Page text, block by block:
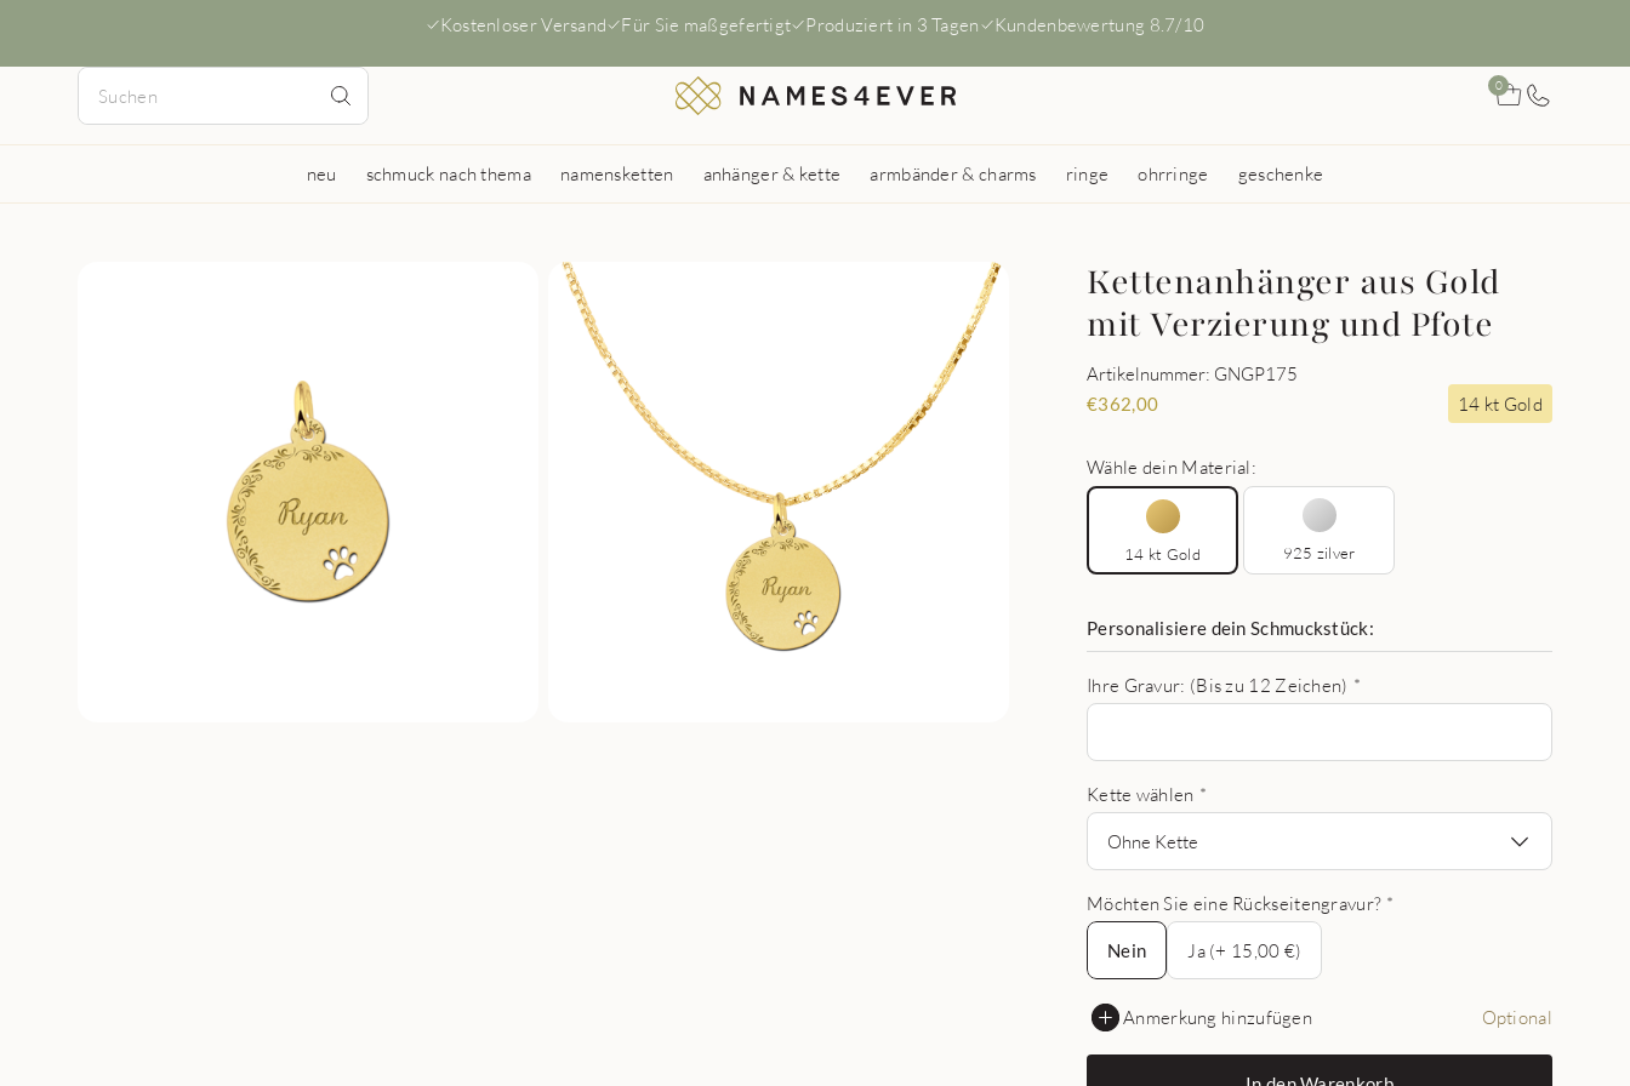
Kostenloser Versand Für Sie maßgefertigt Produziert in 3 Tagen Kundenbewertung 8.7/10
0
neu schmuck nach thema namensketten anhänger & kette armbänder & charms ringe ohrringe geschenke
Kettenanhänger aus Gold
mit Verzierung und Pfote
Artikelnummer: GNGP175
€362,00 14 kt Gold
Wähle dein Material:
14 kt Gold 925 zilver
Personalisiere dein Schmuckstück:
Ihre Gravur: (Bis zu 12 Zeichen) *
Kette wählen *
Ohne Kette
Möchten Sie eine Rückseitengravur? *
Nein
Nein
Ja (+ 15,00 €)
Anmerkung hinzufügen Optional